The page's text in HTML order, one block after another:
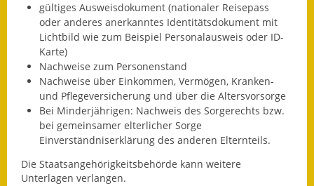
Kirchen
Termine &
Vereine
Wirtschaft
Baumaßnahmen
gültiges Ausweisdokument (nationaler Reisepass
oder anderes anerkanntes Identitätsdokument mit
Lichtbild wie zum Beispiel Personalausweis oder ID-
Karte)
Nachweise zum Personenstand
Nachweise über Einkommen, Vermögen, Kranken-
und Pflegeversicherung und über die Altersvorsorge
Bei Minderjährigen: Nachweis des Sorgerechts bzw.
bei gemeinsamer elterlicher Sorge
Einverständniserklärung des anderen Elternteils.
Die Staatsangehörigkeitsbehörde kann weitere
Unterlagen verlangen.